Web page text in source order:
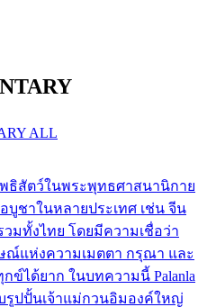
ALL
ธิสัตว์ในพระพุทธศาสนานิกาย
บูชาในหลายประเทศ เช่น จีน
มทั้งไทย โดยมีความเชื่อว่า
ณ์แห่งความเมตตา กรุณา และ
ข์ได้ยาก ในบทความนี้ Palanla
รูปปั้นเจ้าแม่กวนอิมองค์ใหญ่